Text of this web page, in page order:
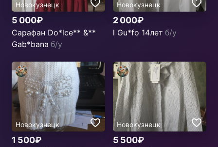
Новокузнецк
5 000₽
Сарафан Do*lce** &**
Gab*bana б/у
Новокузнецк
2 000₽
l Gu*fo 14лет б/у
Новокузнецк
1 500₽
Новокузнецк
5 500₽